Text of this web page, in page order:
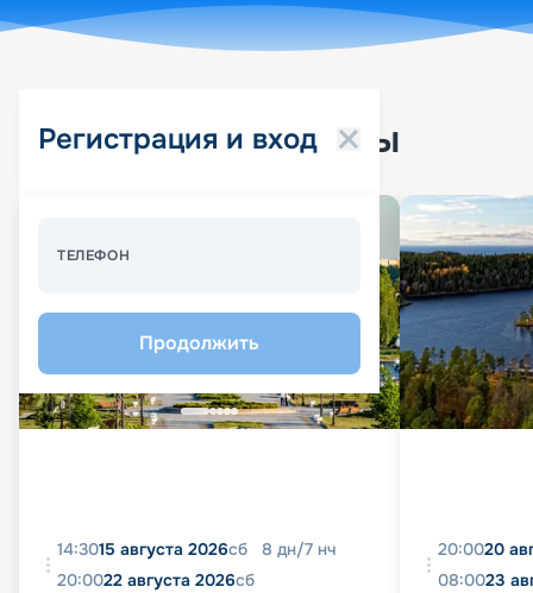
Регистрация и вход
ТЕЛЕФОН
Продолжить
Популярные круизы
14:3015 августа 2026сб 8 дн/7 нч
20:0022 августа 2026сб
20:0020
08:0023